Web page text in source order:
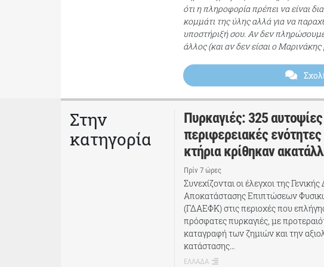
ότι η πληροφορία πρέπει να είναι
κομμάτι της ύλης αλλά για να
υποστήριξή σου. Αν δεν
άλλος (και αν δεν είσαι ο
Στην
κατηγορία
Πυρκαγιές: 325 αυτοψίες
περιφερειακές
κτήρια κρίθηκαν
Πρίν 7 ώρες
Συνεχίζονται οι έλεγχοι της
Αποκατάστασης Επιπτώσεων
(ΓΔΑΕΦΚ) στις περιοχές που
πρόσφατες πυρκαγιές, με
καταγραφή των ζημιών και την
κατάστασης…
ΕΛΛΑΔΑ